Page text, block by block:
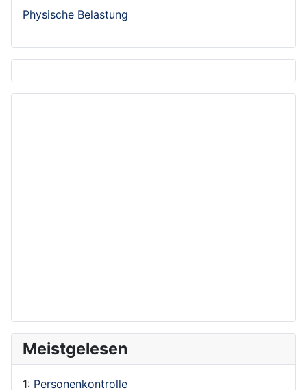
Physische Belastung
Meistgelesen
1: Personenkontrolle